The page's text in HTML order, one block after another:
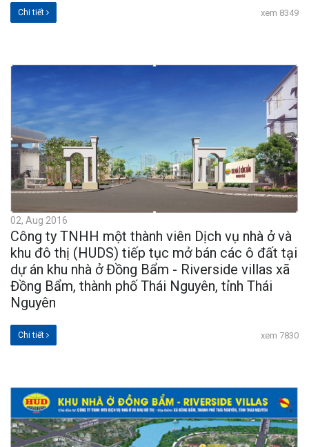
Chi tiết xem 8349
02, Aug 2016
Công ty TNHH một thành viên Dịch vụ nhà ở và
khu đô thị (HUDS) tiếp tục mở bán các ô đất tại
dự án khu nhà ở Đồng Bẩm - Riverside villas xã
Đồng Bẩm, thành phố Thái Nguyên, tỉnh Thái
Nguyên
Chi tiết xem 7830